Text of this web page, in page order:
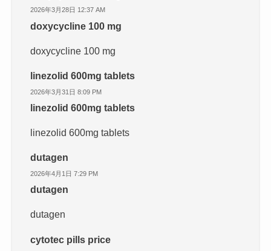
2026年3月28日 12:37 AM
doxycycline 100 mg
doxycycline 100 mg
linezolid 600mg tablets
2026年3月31日 8:09 PM
linezolid 600mg tablets
linezolid 600mg tablets
dutagen
2026年4月1日 7:29 PM
dutagen
dutagen
cytotec pills price